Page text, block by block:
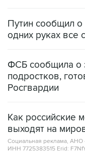
Путин сообщил
одних руках
ФСБ сообщила о
подростков,
Росгвардии
Как российские
выходят на
Социальная реклама, АНО
ИНН 7725383515 Erid: